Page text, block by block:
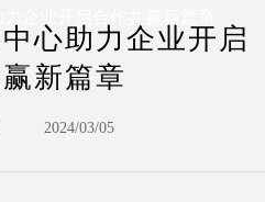
心助力企业开启
新篇章
2024/03/05